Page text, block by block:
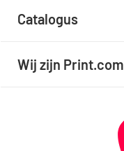
Catalogus
Wij zijn Print.com